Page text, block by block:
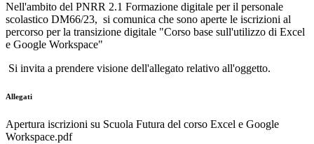
Nell'ambito del PNRR 2.1 Formazione digitale per il personale
scolastico DM66/23, si comunica che sono aperte le iscrizioni al
percorso per la transizione digitale "Corso base sull'utilizzo di Excel
e Google Workspace"
Si invita a prendere visione dell'allegato relativo all'oggetto.
Allegati
Apertura iscrizioni su Scuola Futura del corso Excel e Google
Workspace.pdf